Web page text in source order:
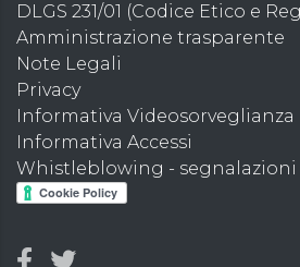
DLGS 231/01 (Codice Etico e
Amministrazione trasparente
Note Legali
Privacy
Informativa Videosorveglianza
Informativa Accessi
Whistleblowing -